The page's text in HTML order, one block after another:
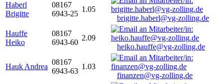
Haberl
Brigitte
08167
6943-25
1.05
brigitte.haberl@vg-zolling.de
Hauffe
Heiko
08167
6943-60
2.09
heiko.hauffe@vg-zolling.de
Hauk Andrea
08167
6943-63
1.03
finanzen@vg-zolling.de